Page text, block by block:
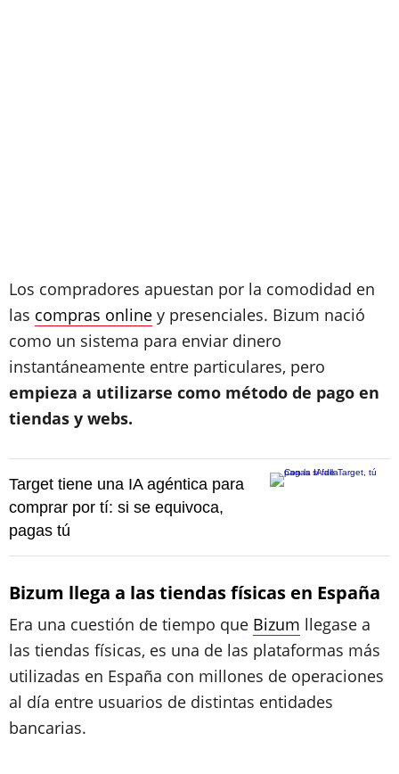
Los compradores apuestan por la comodidad en
las compras online y presenciales. Bizum nació
como un sistema para enviar dinero
instantáneamente entre particulares, pero
empieza a utilizarse como método de pago en
tiendas y webs.
Target tiene una IA agéntica para
comprar por tí: si se equivoca,
pagas tú
Bizum llega a las tiendas físicas en España
Era una cuestión de tiempo que Bizum llegase a
las tiendas físicas, es una de las plataformas más
utilizadas en España con millones de operaciones
al día entre usuarios de distintas entidades
bancarias.